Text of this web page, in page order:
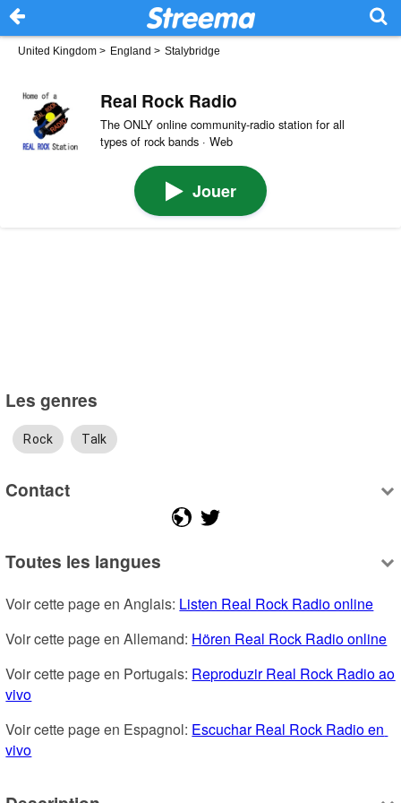
United Kingdom > England > Stalybridge
Real Rock Radio
The ONLY online community-radio station for all
types of rock bands · Web
Jouer
Les genres
Rock Talk
Contact
Toutes les langues
Voir cette page en Anglais: Listen Real Rock Radio online
Voir cette page en Allemand: Hören Real Rock Radio online
Voir cette page en Portugais: Reproduzir Real Rock Radio ao
vivo
Voir cette page en Espagnol: Escuchar Real Rock Radio en
vivo